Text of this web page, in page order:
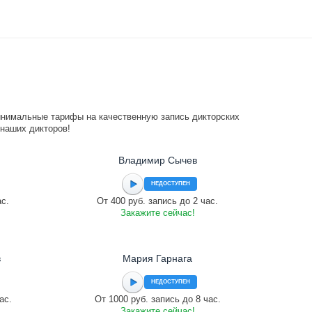
тарифы на качественную запись дикторских
дикторов!
Владимир Сычев
НЕДОСТУПЕН
От 400 руб. запись до 2 час.
Закажите сейчас!
Мария Гарнага
НЕДОСТУПЕН
От 1000 руб. запись до 8 час.